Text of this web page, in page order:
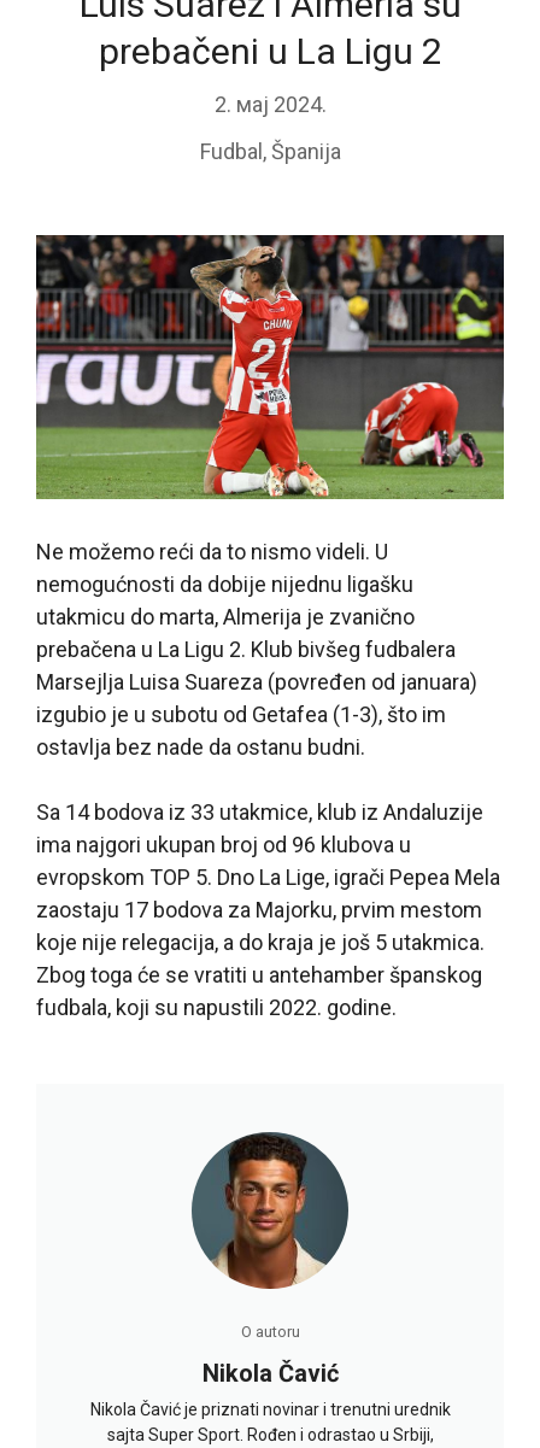
prebačeni u La Ligu 2
2. мај 2024.
Fudbal ,Španija
Ne možemo reći da to nismo videli. U
nemogućnosti da dobije nijednu ligašku
utakmicu do marta, Almerija je zvanično
prebačena u La Ligu 2. Klub bivšeg fudbalera
Marsejlja Luisa Suareza (povređen od januara)
izgubio je u subotu od Getafea (1-3), što im
ostavlja bez nade da ostanu budni.
Sa 14 bodova iz 33 utakmice, klub iz Andaluzije
ima najgori ukupan broj od 96 klubova u
evropskom TOP 5. Dno La Lige, igrači Pepea Mela
zaostaju 17 bodova za Majorku, prvim mestom
koje nije relegacija, a do kraja je još 5 utakmica.
Zbog toga će se vratiti u antehamber španskog
fudbala, koji su napustili 2022. godine.
O autoru
Nikola Čavić
Nikola Čavić je priznati novinar i trenutni urednik
sajta Super Sport. Rođen i odrastao u Srbiji,